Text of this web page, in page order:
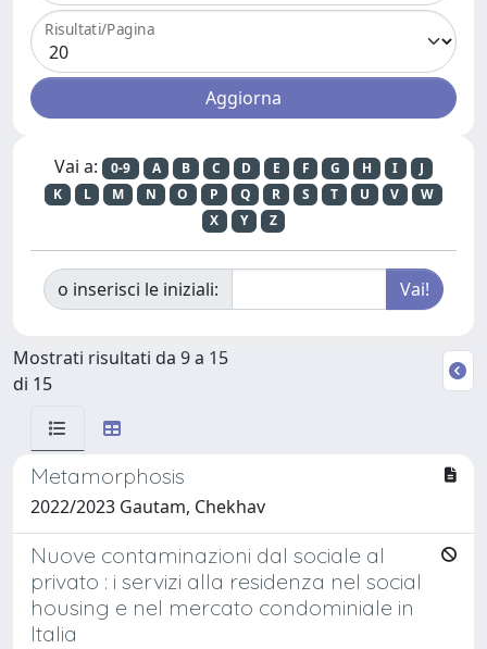
Risultati/Pagina
Vai a: 0-9 A B C D E F G H I
J
K
L M N O P Q R S T U V
W
X
Y Z
o inserisci le iniziali:
Mostrati risultati da 9 a 15
di 15
Metamorphosis
2022/2023 Gautam, Chekhav
Nuove contaminazioni dal sociale al
privato : i servizi alla residenza nel social
housing e nel mercato condominiale in
Italia